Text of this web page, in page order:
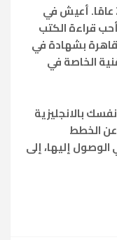
مرحبًا بالجميع! اسمي أحمد. عمري 28 عامًا. أعيش في
قراءة الكتب
بشهادة في
الخاصة في
بالانجليزية
الخطط
إليها، إلى